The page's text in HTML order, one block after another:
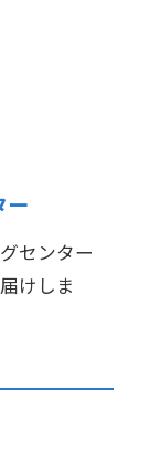
ー
センター
けしま